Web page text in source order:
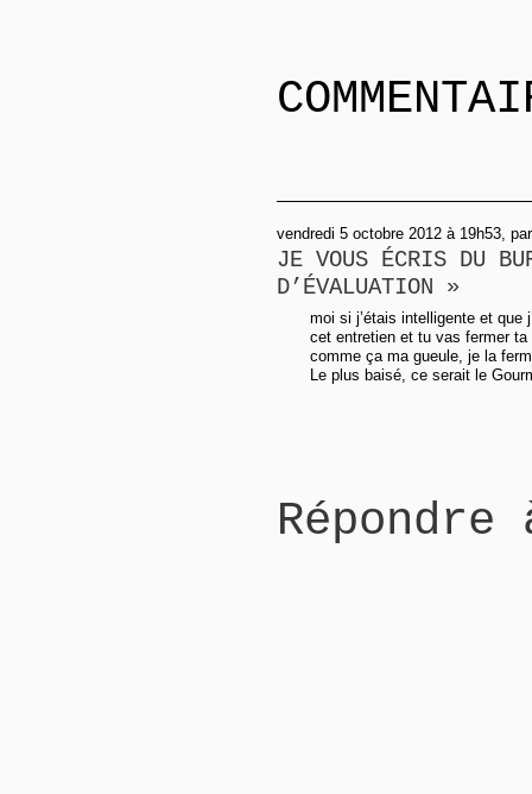
vendredi 5 octobre 2012 à 19h53,
JE VOUS ÉCRIS DU
D’ÉVALUATION »
moi si j’étais intelligente et que
cet entretien et tu vas fermer
comme ça ma gueule, je la
Le plus baisé, ce serait le